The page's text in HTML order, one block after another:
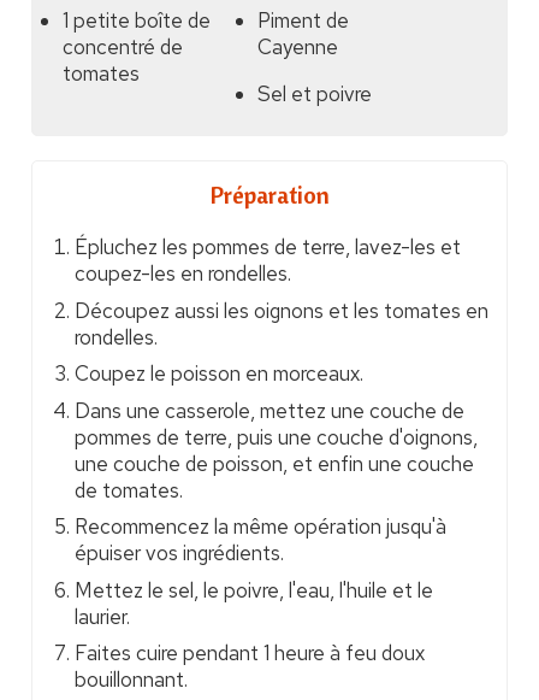
1 petite boîte de
concentré de
tomates
Piment de
Cayenne
Sel et poivre
Préparation
Épluchez les pommes de terre, lavez-les et
coupez-les en rondelles.
Découpez aussi les oignons et les tomates en
rondelles.
Coupez le poisson en morceaux.
Dans une casserole, mettez une couche de
pommes de terre, puis une couche d'oignons,
une couche de poisson, et enfin une couche
de tomates.
Recommencez la même opération jusqu'à
épuiser vos ingrédients.
Mettez le sel, le poivre, l'eau, l'huile et le
laurier.
Faites cuire pendant 1 heure à feu doux
bouillonnant.